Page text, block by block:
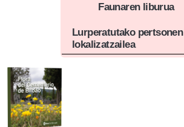
Faunaren liburua
Lurperatutako pertsonen
lokalizatzailea